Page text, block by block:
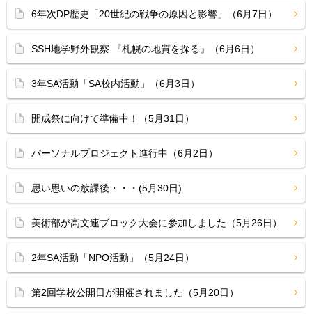
6年次DP歴史「20世紀の戦争の原因と影響」（6月7日）
SSH地学野外観察 『札幌の地質を探る』（6月6日）
3年SA活動「SA校内活動」（6月3日）
開成祭に向けて準備中！（5月31日）
パーソナルプロジェクト進行中（6月2日）
思い思いの放課後・・・(5月30日)
美術部が高文連ブロック大会に参加しました（5月26日）
2年SA活動「NPO活動」（5月24日）
第2回学校公開日が開催されました（5月20日）